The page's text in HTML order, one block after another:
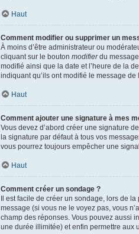
Haut
Comment modifier ou supprimer un
À moins d’être administrateur ou
cliquant sur le bouton modifierdu message
modifié ainsi que la date et l’heure de la
indiquant qu’ils ont modifié le message
Haut
Comment ajouter une signature à mes
Vous devez d’abord créer une signature
la signature par défaut à tous vos
vous pourrez toujours empêcher une
Haut
Comment créer un sondage ?
Il est facile de créer un sondage, lors de
message (si vous ne le voyez pas, vous
champ des réponses. Vous pouvez aussi
une durée illimitée) et enfin permettre aux